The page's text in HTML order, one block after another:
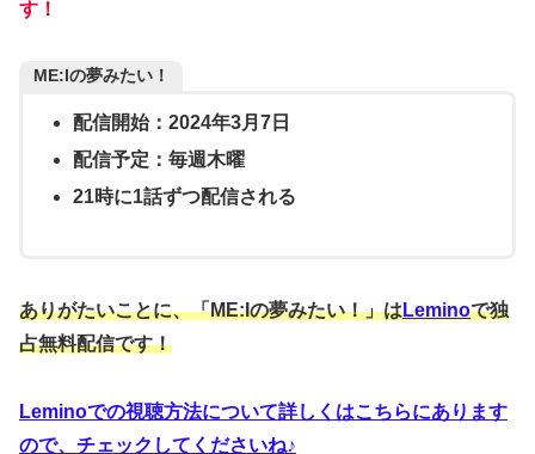
す！
ME:Iの夢みたい！
配信開始：2024年3月7日
配信予定：毎週木曜
21時に1話ずつ配信される
ありがたいことに、「ME:Iの夢みたい！」はLeminoで独
占無料配信です！
Leminoでの視聴方法について詳しくはこちらにあります
ので、チェックしてくださいね♪